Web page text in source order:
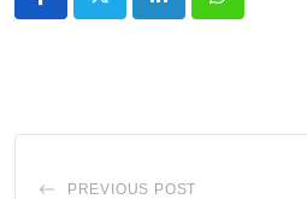
LinkedInWhatsapp
PREVIOUS POST